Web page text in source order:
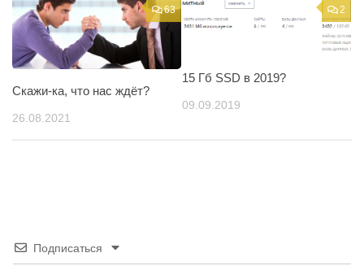
63
Скажи-ка, что нас ждёт?
26.08.2021
2
15 Гб SSD в 2019?
09.09.2019
Подписаться